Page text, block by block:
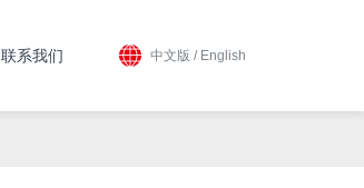
联系我们 中文版 / English